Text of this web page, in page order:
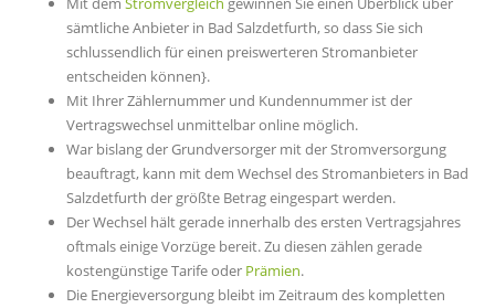
sämtliche Anbieter in Bad Salzdetfurth, so dass Sie sich
schlussendlich für einen preiswerteren Stromanbieter
entscheiden können}.
Mit Ihrer Zählernummer und Kundennummer ist der
Vertragswechsel unmittelbar online möglich.
War bislang der Grundversorger mit der Stromversorgung
beauftragt, kann mit dem Wechsel des Stromanbieters in Bad
Salzdetfurth der größte Betrag eingespart werden.
Der Wechsel hält gerade innerhalb des ersten Vertragsjahres
oftmals einige Vorzüge bereit. Zu diesen zählen gerade
kostengünstige Tarife oder Prämien.
Die Energieversorgung bleibt im Zeitraum des kompletten